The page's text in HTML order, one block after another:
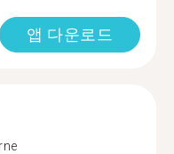
앱 다운로드